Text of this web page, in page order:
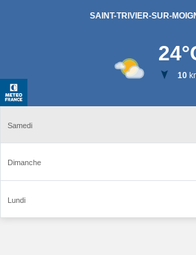
SAINT-TRIVIER-SUR-
24
10
Samedi
Dimanche
Lundi